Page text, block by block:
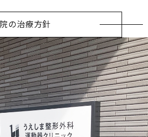
の治療方針